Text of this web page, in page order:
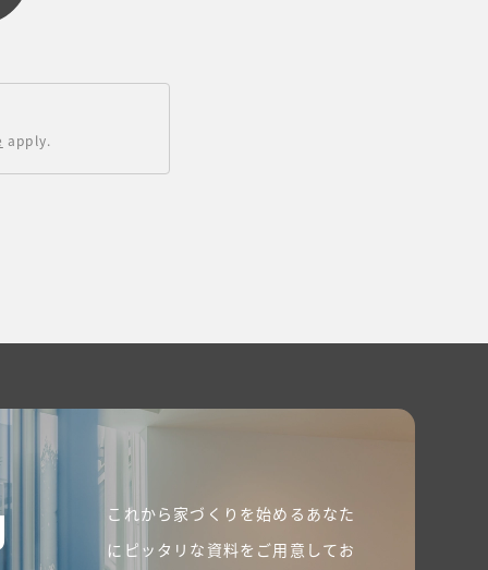
apply.
これから家づくりを始めるあなた
にピッタリな資料をご用意してお